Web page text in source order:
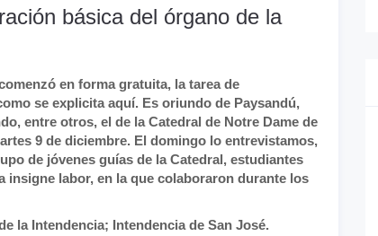
básica del órgano de la
en forma gratuita, la tarea de
se explicita aquí. Es oriundo de Paysandú,
entre otros, el de la Catedral de Notre Dame de
9 de diciembre. El domingo lo entrevistamos,
de jóvenes guías de la Catedral, estudiantes
insigne labor, en la que colaboraron durante los
la Intendencia; Intendencia de San José.